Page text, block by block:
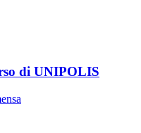
di UNIPOLIS